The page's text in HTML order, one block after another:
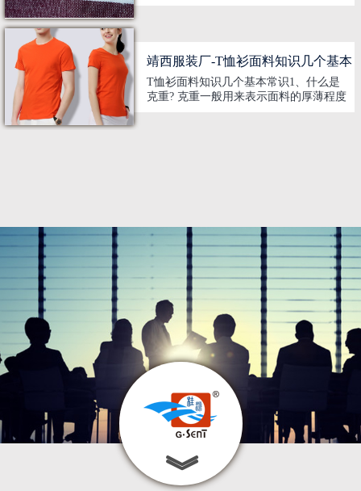
好的弹性和耐磨性，尺寸稳定，收缩率
小，且具有挺拔、不易起皱、易洗、干
燥快等特...
靖西服装厂-T恤衫面料知识几个基本
常识
T恤衫面料知识几个基本常识1、什么是
克重? 克重一般用来表示面料的厚薄程度
︾